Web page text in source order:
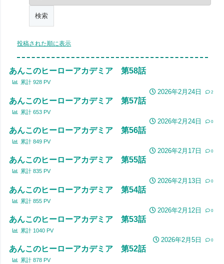
投稿された順に表示
あんこのヒーローアカデミア 第58話
累計 928 PV
2026年2月24日 2
あんこのヒーローアカデミア 第57話
累計 653 PV
2026年2月24日 0
あんこのヒーローアカデミア 第56話
累計 849 PV
2026年2月17日 0
あんこのヒーローアカデミア 第55話
累計 835 PV
2026年2月13日 0
あんこのヒーローアカデミア 第54話
累計 855 PV
2026年2月12日 0
あんこのヒーローアカデミア 第53話
累計 1040 PV
2026年2月5日 0
あんこのヒーローアカデミア 第52話
累計 878 PV